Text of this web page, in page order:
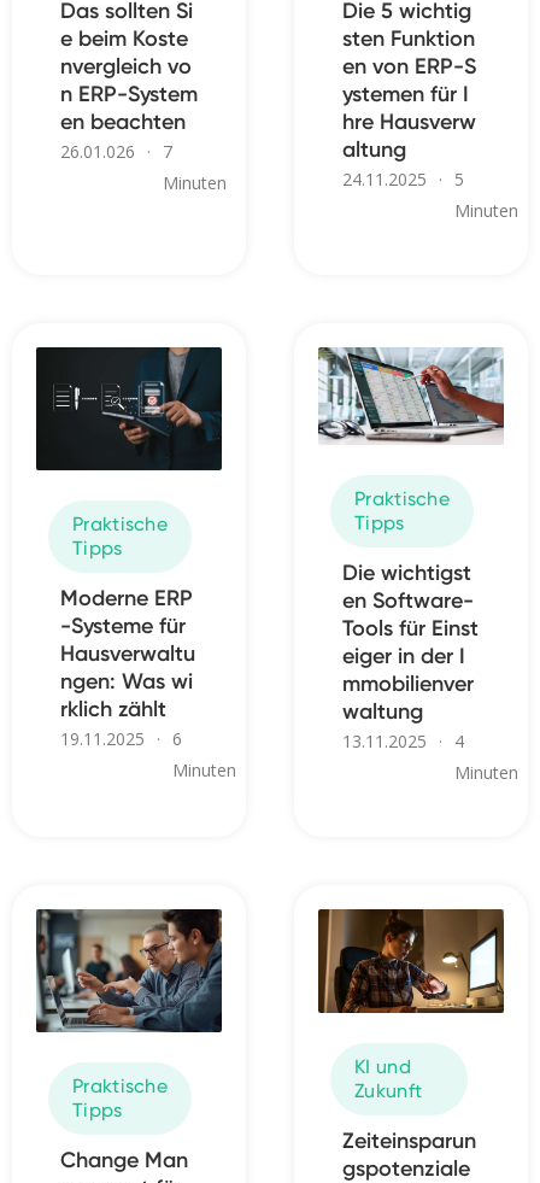
Das sollten Si
e beim Koste
nvergleich vo
n ERP-System
en beachten
26.01.026 ·
7
Minuten
Die 5 wichtig
sten Funktion
en von ERP-S
ystemen für I
hre Hausverw
altung
24.11.2025 ·
5
Minuten
Praktische
Tipps
Moderne ERP
-Systeme für
Hausverwaltu
ngen: Was wi
rklich zählt
19.11.2025 ·
6
Minuten
Praktische
Tipps
Die wichtigst
en Software-
Tools für Einst
eiger in der I
mmobilienver
waltung
13.11.2025 ·
4
Minuten
Praktische
Tipps
Change Man
KI und
Zukunft
Zeiteinsparun
gspotenziale